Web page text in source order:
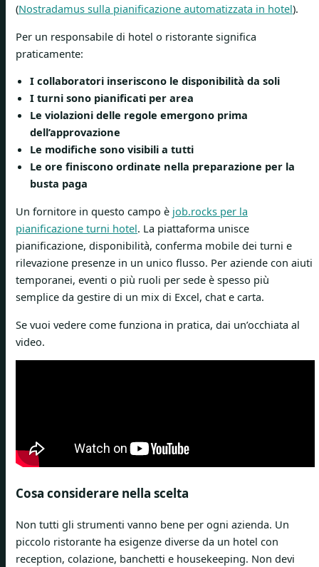
(Nostradamus sulla pianificazione automatizzata in hotel).
Per un responsabile di hotel o ristorante significa
praticamente:
I collaboratori inseriscono le disponibilità da soli
I turni sono pianificati per area
Le violazioni delle regole emergono prima
dell’approvazione
Le modifiche sono visibili a tutti
Le ore finiscono ordinate nella preparazione per la
busta paga
Un fornitore in questo campo è job.rocks per la
pianificazione turni hotel. La piattaforma unisce
pianificazione, disponibilità, conferma mobile dei turni e
rilevazione presenze in un unico flusso. Per aziende con aiuti
temporanei, eventi o più ruoli per sede è spesso più
semplice da gestire di un mix di Excel, chat e carta.
Se vuoi vedere come funziona in pratica, dai un’occhiata al
video.
Cosa considerare nella scelta
Non tutti gli strumenti vanno bene per ogni azienda. Un
piccolo ristorante ha esigenze diverse da un hotel con
reception, colazione, banchetti e housekeeping. Non devi